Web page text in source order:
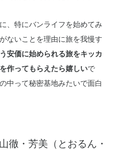
、特にバンライフを始めてみ
ないことを理由に旅を我慢す
安価に始められる旅をキッカ
作ってもらえたら嬉しいで
中って秘密基地みたいで面白
徹・芳美（とおるん・